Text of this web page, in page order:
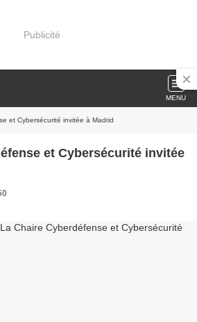
Publicité
MENU
et Cybersécurité invitée à Madrid
et Cybersécurité invitée